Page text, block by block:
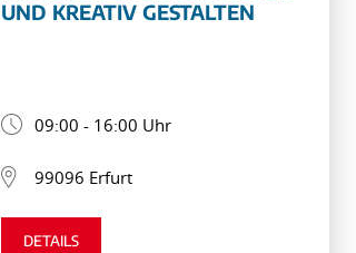
UND KREATIV GESTALTEN
09:00 - 16:00 Uhr
99096 Erfurt
DETAILS